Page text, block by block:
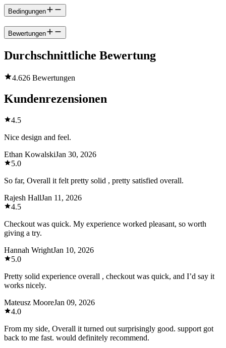
Bedingungen
Bewertungen
Durchschnittliche Bewertung
4.626 Bewertungen
Kundenrezensionen
4.5
Nice design and feel.
Ethan KowalskiJan 30, 2026
5.0
So far, Overall it felt pretty solid , pretty satisfied overall.
Rajesh HallJan 11, 2026
4.5
Checkout was quick. My experience worked pleasant, so worth
giving a try.
Hannah WrightJan 10, 2026
5.0
Pretty solid experience overall , checkout was quick, and I’d say it
works nicely.
Mateusz MooreJan 09, 2026
4.0
From my side, Overall it turned out surprisingly good. support got
back to me fast. would definitely recommend.